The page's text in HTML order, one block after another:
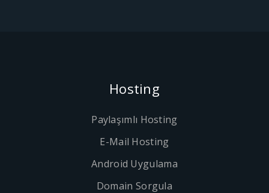
Hosting
Paylaşımlı Hosting
E-Mail Hosting
Android Uygulama
Domain Sorgula